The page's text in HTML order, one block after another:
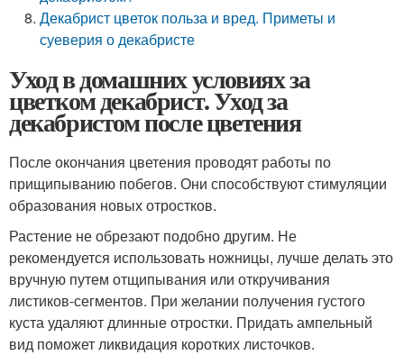
Декабрист цветок польза и вред. Приметы и
суеверия о декабристе
Уход в домашних условиях за
цветком декабрист. Уход за
декабристом после цветения
После окончания цветения проводят работы по
прищипыванию побегов. Они способствуют стимуляции
образования новых отростков.
Растение не обрезают подобно другим. Не
рекомендуется использовать ножницы, лучше делать это
вручную путем отщипывания или откручивания
листиков-сегментов. При желании получения густого
куста удаляют длинные отростки. Придать ампельный
вид поможет ликвидация коротких листочков.